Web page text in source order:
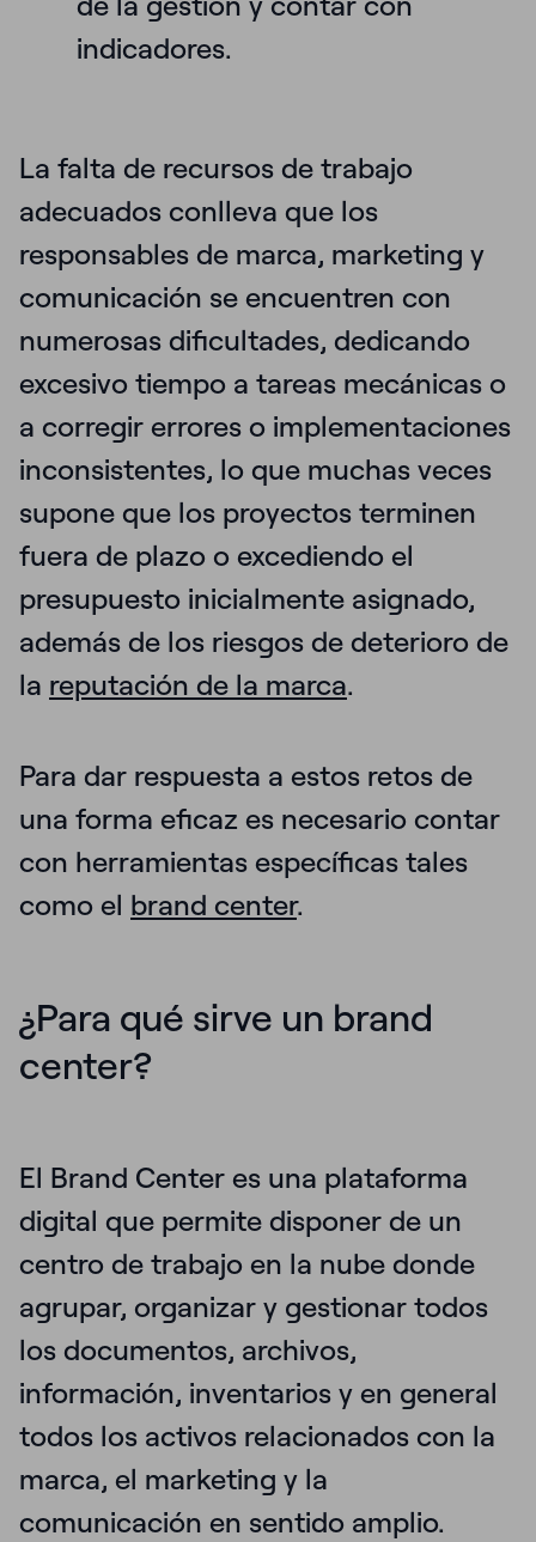
indicadores.
La falta de recursos de trabajo
adecuados conlleva que los
responsables de marca, marketing y
comunicación se encuentren con
numerosas dificultades, dedicando
excesivo tiempo a tareas mecánicas o
a corregir errores o implementaciones
inconsistentes, lo que muchas veces
supone que los proyectos terminen
fuera de plazo o excediendo el
presupuesto inicialmente asignado,
además de los riesgos de deterioro de
la reputación de la marca.
Para dar respuesta a estos retos de
una forma eficaz es necesario contar
con herramientas específicas tales
como el brand center.
¿Para qué sirve un brand
center?
El Brand Center es una plataforma
digital que permite disponer de un
centro de trabajo en la nube donde
agrupar, organizar y gestionar todos
los documentos, archivos,
información, inventarios y en general
todos los activos relacionados con la
marca, el marketing y la
comunicación en sentido amplio.